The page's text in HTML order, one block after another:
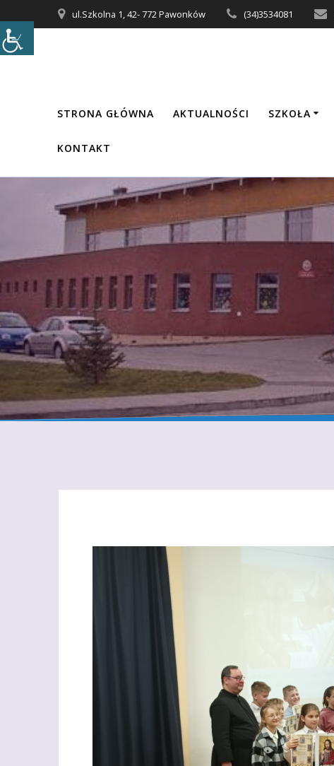
do
treści
ul.Szkolna 1, 42- 772 Pawonków (34)3534081
STRONA GŁÓWNA AKTUALNOŚCI SZKOŁA
KONTAKT